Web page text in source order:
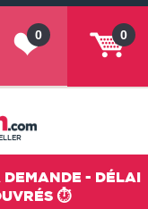
0
0
DEMANDE - DÉLAI
⏱️